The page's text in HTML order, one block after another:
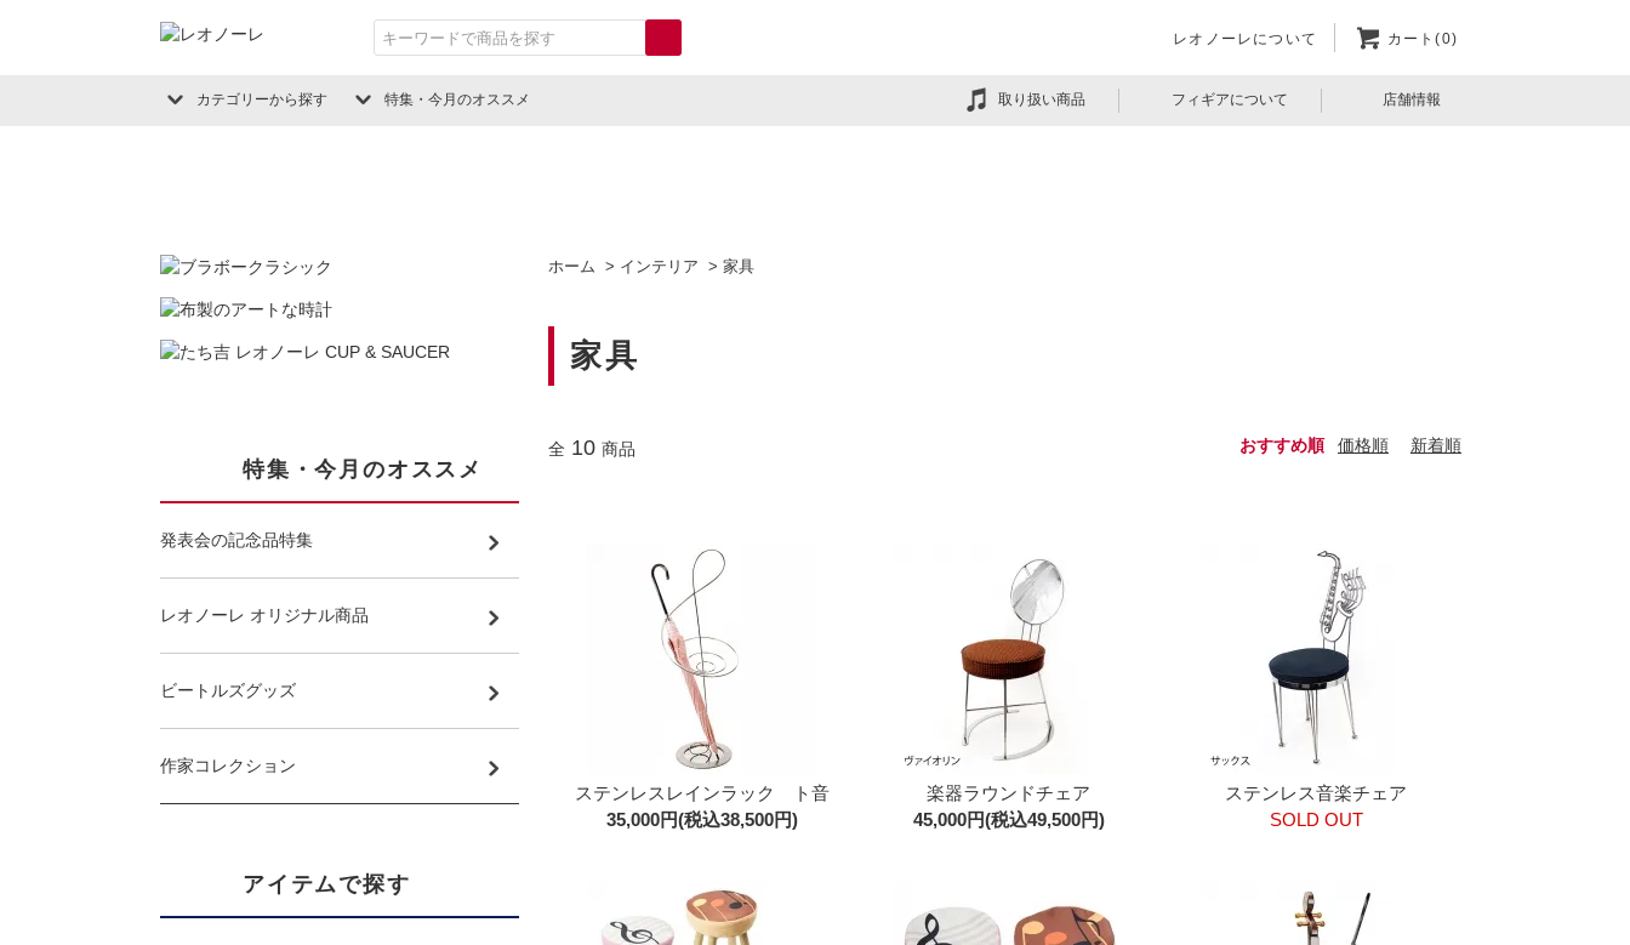
レオノーレについて カート(0)
カテゴリーから探す 特集・今月のオススメ 取り扱い商品 フィギアについて 店舗情報
ホーム > インテリア > 家具
家具
全 10 商品 おすすめ順 価格順 新着順
ステンレスレインラック ト音
35,000円(税込38,500円)
楽器ラウンドチェア
45,000円(税込49,500円)
ステンレス音楽チェア
SOLD OUT
特集・今月のオススメ
発表会の記念品特集
レオノーレ オリジナル商品
ビートルズグッズ
作家コレクション
アイテムで探す